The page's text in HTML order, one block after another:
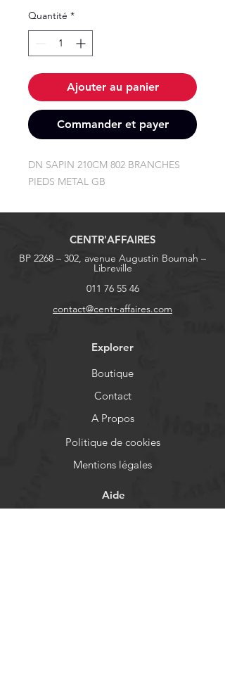
Quantité *
Ajouter au panier
Commander et payer
DN SAPIN 210CM 802 BRANCHES
PIEDS METAL GB
CENTR'AFFAIRES
BP 2268 – 302, avenue Augustin Boumah –
Libreville
011 76 55 46
contact@centr-affaires.com
Explorer
Boutique
Contact
A Propos
Politique de cookies
Mentions légales
Aide